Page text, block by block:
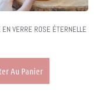
EN VERRE ROSE ÉTERNELLE
Au Panier